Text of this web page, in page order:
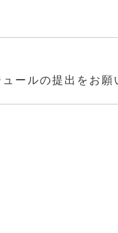
ールの提出をお願